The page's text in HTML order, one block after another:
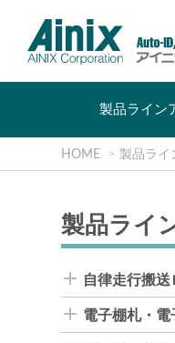
製品ライン
HOME 製品ライ
製品ライ
自律走行搬
電子棚札・電